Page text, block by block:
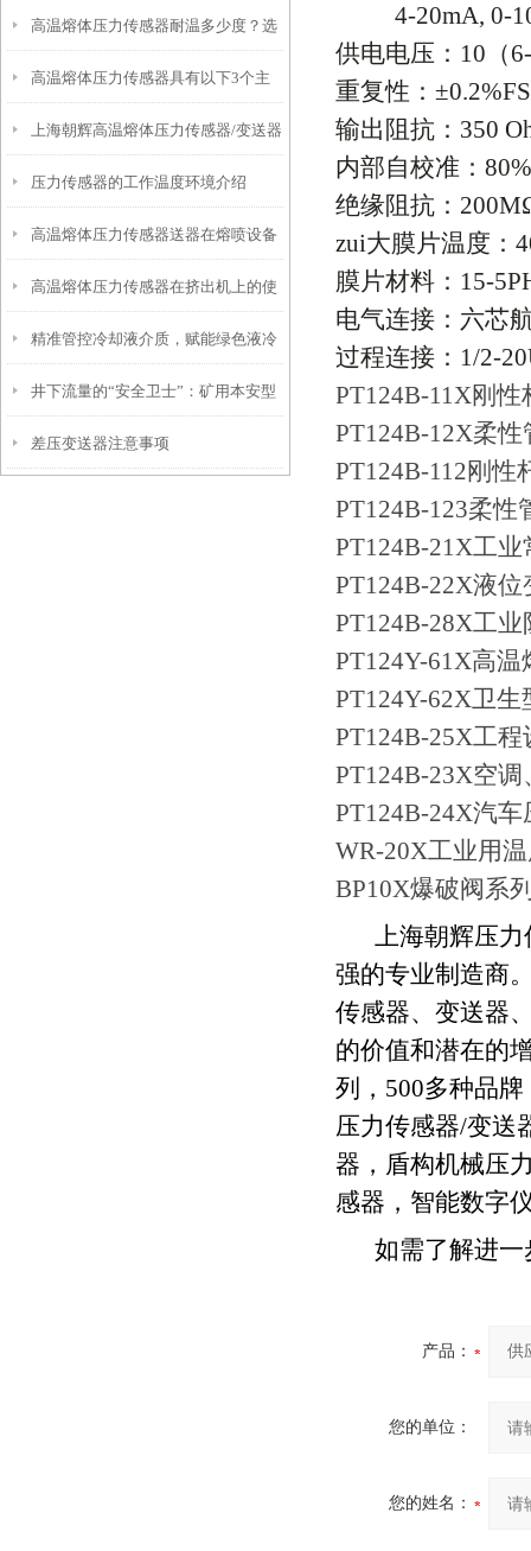
制造工艺效率提升
高温熔体压力传感器耐温多少度？选
型必须知道的参数
高温熔体压力传感器具有以下3个主
要特点
上海朝辉高温熔体压力传感器/变送器
安装前注意事项
压力传感器的工作温度环境介绍
高温熔体压力传感器送器在熔喷设备
正确安装示意图
高温熔体压力传感器在挤出机上的使
用注意事项
精准管控冷却液介质，赋能绿色液冷
落地 CZ-D液冷设备浓度变送器
井下流量的“安全卫士”：矿用本安型
流量变送器，守护生产每一刻！
差压变送器注意事项
4-20mA, 0-
供电电压： 10 （
重复性：±
输出阻抗： 350
内部自校准：
绝缘阻抗： 200M
zui大膜片温度：
膜片材料： 15-
电气连接：六芯
过程连接： 1/2-
PT124B-11X刚
PT124B-12X柔
PT124B-112刚
PT124B-123柔
PT124B-21X工
PT124B-22X液
PT124B-28X工
PT124Y-61X高
PT124Y-62X卫
PT124B-25X工
PT124B-23X空
PT124B-24X汽
WR-20X工业用
BP10X爆破阀系
上海朝辉压
强的专业制造商
传感器、变送器
的价值和潜在的
列， 500多种品
压力传感器/变送
器，盾构机械压
感器，智能数字
如需了解进
产品：
您的单位：
您的姓名：